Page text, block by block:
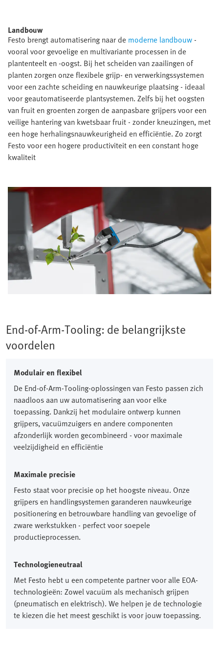
Landbouw​
Festo brengt automatisering naar de moderne landbouw -
vooral voor gevoelige en multivariante processen in de
plantenteelt en -oogst. Bij het scheiden van zaailingen of
planten zorgen onze flexibele grijp- en verwerkingssystemen
voor een zachte scheiding en nauwkeurige plaatsing - ideaal
voor geautomatiseerde plantsystemen. Zelfs bij het oogsten
van fruit en groenten zorgen de aanpasbare grijpers voor een
veilige hantering van kwetsbaar fruit - zonder kneuzingen, met
een hoge herhalingsnauwkeurigheid en efficiëntie. Zo zorgt
Festo voor een hogere productiviteit en een constant hoge
kwaliteit​
End-of-Arm-Tooling: de belangrijkste
voordelen​
Modulair en flexibel
De End-of-Arm-Tooling-oplossingen van Festo passen zich
naadloos aan uw automatisering aan voor elke
toepassing. Dankzij het modulaire ontwerp kunnen
grijpers, vacuümzuigers en andere componenten
afzonderlijk worden gecombineerd - voor maximale
veelzijdigheid en efficiëntie
Maximale precisie
Festo staat voor precisie op het hoogste niveau. Onze
grijpers en handlingsystemen garanderen nauwkeurige
positionering en betrouwbare handling van gevoelige of
zware werkstukken - perfect voor soepele
productieprocessen.
Technologieneutraal
Met Festo hebt u een competente partner voor alle EOA-
technologieën: Zowel vacuüm als mechanisch grijpen
(pneumatisch en elektrisch). We helpen je de technologie
te kiezen die het meest geschikt is voor jouw toepassing.